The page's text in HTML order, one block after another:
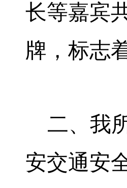
长等嘉宾
牌，标志
二、我
安交通安